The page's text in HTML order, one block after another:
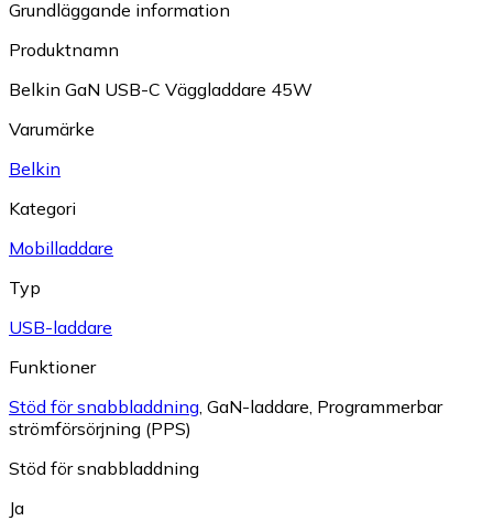
Grundläggande information
Produktnamn
Belkin GaN USB-C Väggladdare 45W
Varumärke
Belkin
Kategori
Mobilladdare
Typ
USB-laddare
Funktioner
Stöd för snabbladdning, GaN-laddare, Programmerbar
strömförsörjning (PPS)
Stöd för snabbladdning
Ja